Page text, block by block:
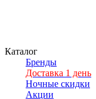
Каталог
Бренды
Доставка 1 день
Ночные скидки
Акции